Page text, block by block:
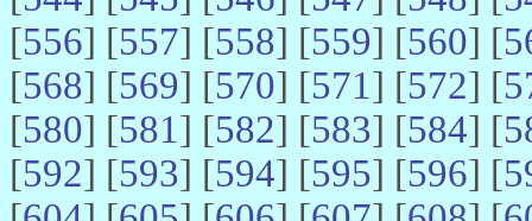
[556] [557] [558] [559] [560] [
[568] [569] [570] [571] [572] [
[580] [581] [582] [583] [584] [
[592] [593] [594] [595] [596] [